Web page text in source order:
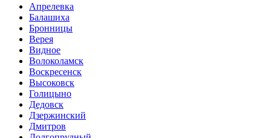
Апрелевка
Балашиха
Бронницы
Верея
Видное
Волоколамск
Воскресенск
Высоковск
Голицыно
Дедовск
Дзержинский
Дмитров